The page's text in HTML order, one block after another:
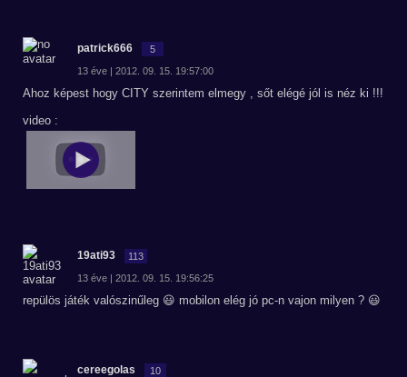
patrick666 5
13 éve | 2012. 09. 15. 19:57:00
Ahoz képest hogy CITY szerintem elmegy , sőt elégé jól is néz ki !!!
video :
19ati93 113
13 éve | 2012. 09. 15. 19:56:25
repülös játék valószinűleg 😃 mobilon elég jó pc-n vajon milyen ? 😃
cereegolas 10